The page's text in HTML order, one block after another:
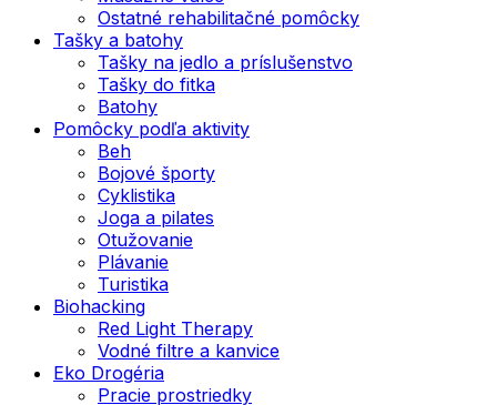
Ostatné rehabilitačné pomôcky
Tašky a batohy
Tašky na jedlo a príslušenstvo
Tašky do fitka
Batohy
Pomôcky podľa aktivity
Beh
Bojové športy
Cyklistika
Joga a pilates
Otužovanie
Plávanie
Turistika
Biohacking
Red Light Therapy
Vodné filtre a kanvice
Eko Drogéria
Pracie prostriedky